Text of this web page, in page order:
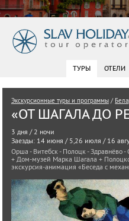
ТУРЫ ОТЕЛИ
Экскурсионные туры и программы /
«ОТ ШАГАЛА ДО
3 дня / 2 ночи
Заезды: 14 июня / 5,26 июля / 16
Орша - Витебск - Полоцк - Здравнёво -
+ Дом-музей Марка Шагала +
экскурсия-анимация «Беседа с